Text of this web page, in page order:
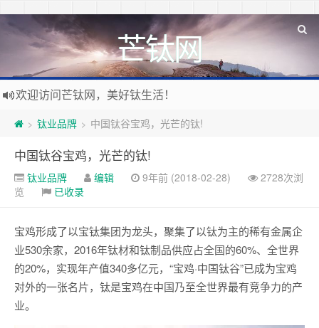
芒钛网
欢迎访问芒钛网，美好钛生活！
> 钛业品牌 > 中国钛谷宝鸡，光芒的钛!
中国钛谷宝鸡，光芒的钛!
钛业品牌 编辑 9年前 (2018-02-28)
2728次浏
览
已收录
宝鸡形成了以宝钛集团为龙头，聚集了以钛为主的稀有金属企
业530余家，2016年钛材和钛制品供应占全国的60%、全世界
的20%，实现年产值340多亿元，“宝鸡·中国钛谷”已成为宝鸡
对外的一张名片，钛是宝鸡在中国乃至全世界最有竞争力的产
业。